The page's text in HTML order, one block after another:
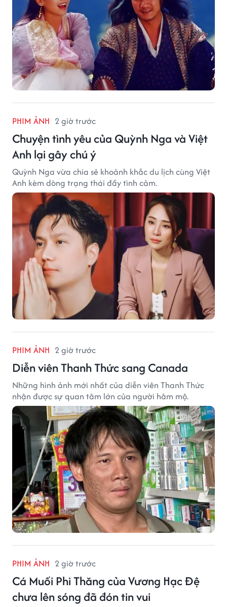
PHIM ẢNH 2 giờ trước
Chuyện tình yêu của Quỳnh Nga và Việt
Anh lại gây chú ý
Quỳnh Nga vừa chia sẻ khoảnh khắc du lịch cùng Việt
Anh kèm dòng trạng thái đầy tình cảm.
PHIM ẢNH 2 giờ trước
Diễn viên Thanh Thức sang Canada
Những hình ảnh mới nhất của diễn viên Thanh Thức
nhận được sự quan tâm lớn của người hâm mộ.
PHIM ẢNH 2 giờ trước
Cá Muối Phi Thăng của Vương Hạc Đệ
chưa lên sóng đã đón tin vui